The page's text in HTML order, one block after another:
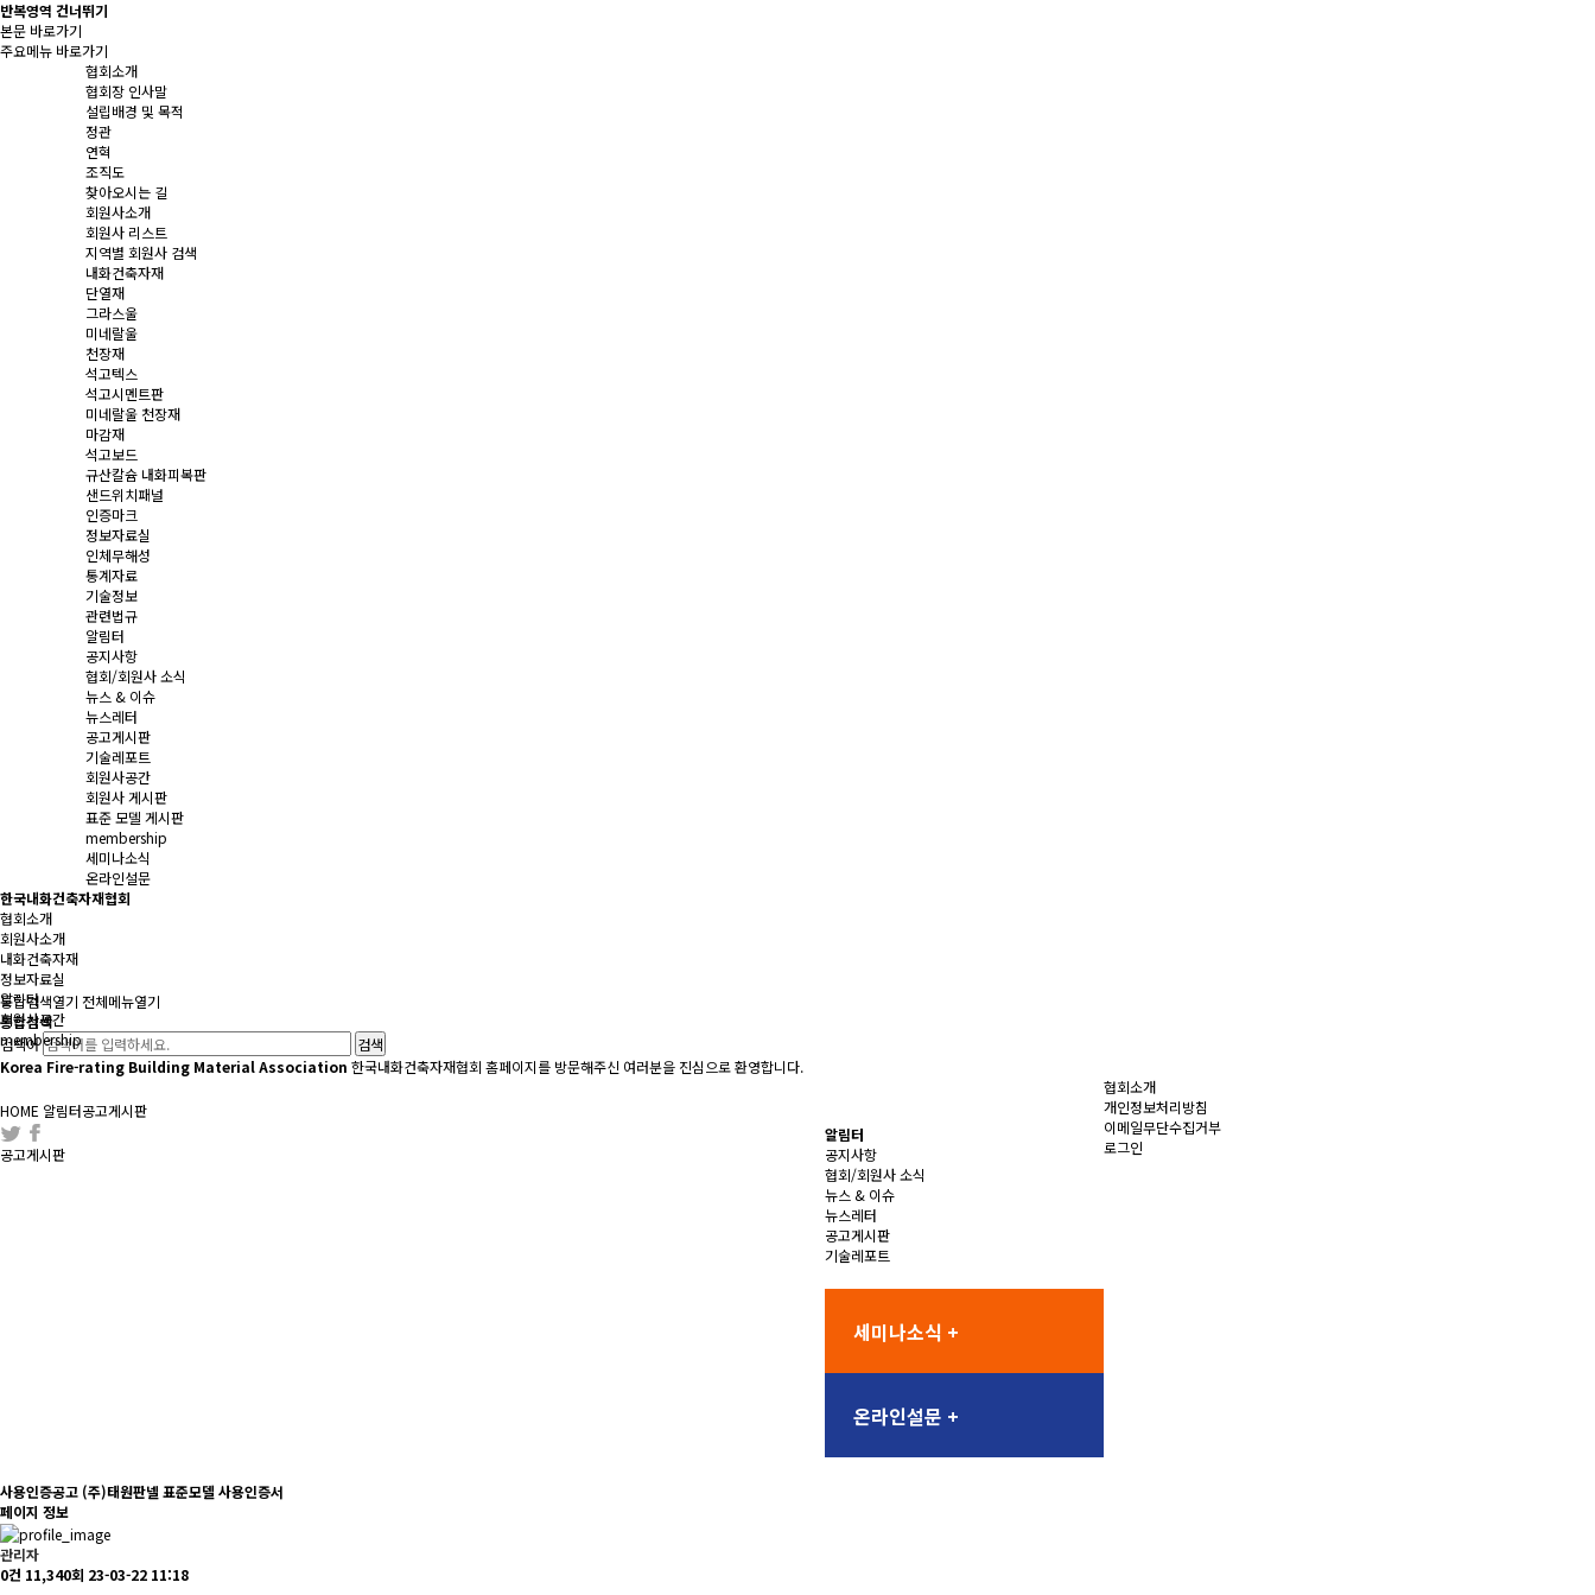
반복영역 건너뛰기
본문 바로가기
주요메뉴 바로가기
협회소개
협회장 인사말
설립배경 및 목적
정관
연혁
조직도
찾아오시는 길
회원사소개
회원사 리스트
지역별 회원사 검색
내화건축자재
단열재
그라스울
미네랄울
천장재
석고텍스
석고시멘트판
미네랄울 천장재
마감재
석고보드
규산칼슘 내화피복판
샌드위치패널
인증마크
정보자료실
인체무해성
통계자료
기술정보
관련법규
알림터
공지사항
협회/회원사 소식
뉴스 & 이슈
뉴스레터
공고게시판
기술레포트
회원사공간
회원사 게시판
표준 모델 게시판
membership
세미나소식
온라인설문
한국내화건축자재협회
협회소개
회원사소개
내화건축자재
정보자료실
알림터
회원사공간
membership
통합검색열기 전체메뉴열기
통합검색
검색어
Korea Fire-rating Building Material Association 한국내화건축자재협회 홈페이지를 방문해주신 여러분을 진심으로 환영합니다.
알림터
공지사항
협회/회원사 소식
뉴스 & 이슈
뉴스레터
공고게시판
기술레포트
세미나소식 +
온라인설문 +
HOME 알림터공고게시판
공고게시판
사용인증공고 (주)태원판넬 표준모델 사용인증서
페이지 정보
관리자
0건 11,340회 23-03-22 11:18
협회소개
개인정보처리방침
이메일무단수집거부
로그인